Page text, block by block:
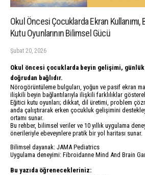
Okul Öncesi Çocuklarda Ekran
Kutu Oyunlarının Bilimsel Gücü
Şubat 20, 2026
Okul öncesi çocuklarda beyin gelişimi,
doğrudan bağlıdır.
Nörogörüntüleme bulguları, yoğun ve pasif ekran
ilişkili beyin bağlantılarıyla ilişkili farklılıklar
Eğitici kutu oyunları; dikkat, dil üretimi, problem
anda çalıştırarak erken çocukluk gelişimini
ortamı sunar.
Bu rehber, bilimsel veriler ve 10 yıllık uygulama
önerileriyle ebeveynlere pratik bir yol haritası sunar.
Bilimsel dayanak: JAMA Pediatrics
Uygulama deneyimi: Fibroidanne Mind And Brain
Bu yazıda öğrenecekleriniz: